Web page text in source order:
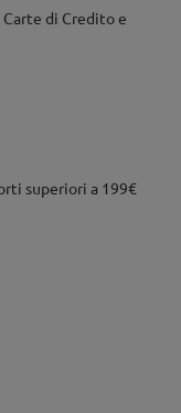
di Credito e
superiori a 199€